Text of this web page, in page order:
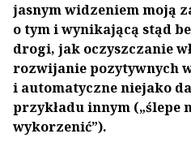
jasnym widzeniem moją
o tym i wynikającą stąd
drogi, jak oczyszczanie
rozwijanie pozytywnych
i automatyczne niejako
przykładu innym („ślepe
wykorzenić”).